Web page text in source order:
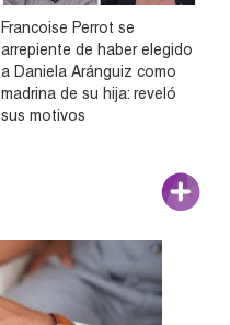
Francoise Perrot se
arrepiente de haber elegido
a Daniela Aránguiz como
madrina de su hija: reveló
sus motivos